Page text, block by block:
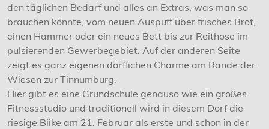
den täglichen Bedarf und alles an Extras, was man so
brauchen könnte, vom neuen Auspuff über frisches Brot,
einen Hammer oder ein neues Bett bis zur Reithose im
pulsierenden Gewerbegebiet. Auf der anderen Seite
zeigt es ganz eigenen dörflichen Charme am Rande der
Wiesen zur Tinnumburg.
Hier gibt es eine Grundschule genauso wie ein großes
Fitnessstudio und traditionell wird in diesem Dorf die
riesige Biike am 21. Februar als erste und schon in der